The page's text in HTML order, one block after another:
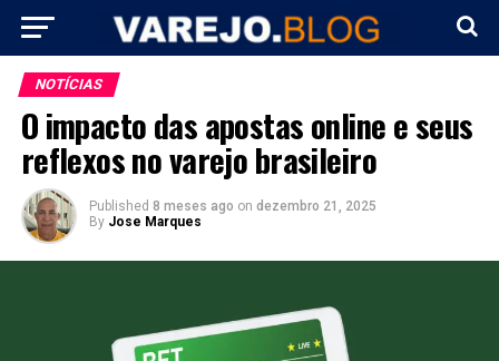
NOTÍCIAS
O impacto das apostas online e seus
reflexos no varejo brasileiro
Published 8 meses ago on dezembro 21, 2025
By Jose Marques